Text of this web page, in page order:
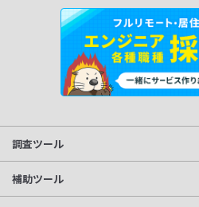
調査ツール
サイト分析
補助ツール